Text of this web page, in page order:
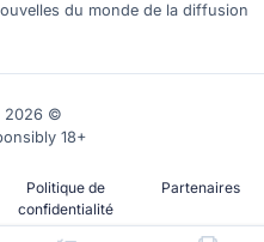
du monde de la diffusion
2026 ©
18+
Politique de
confidentialité
Partenaires